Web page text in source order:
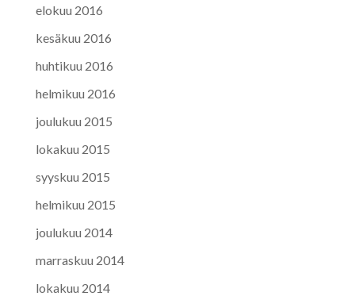
elokuu 2016
kesäkuu 2016
huhtikuu 2016
helmikuu 2016
joulukuu 2015
lokakuu 2015
syyskuu 2015
helmikuu 2015
joulukuu 2014
marraskuu 2014
lokakuu 2014